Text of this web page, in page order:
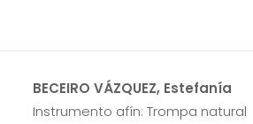
BECEIRO VÁZQUEZ, Estefanía
Instrumento afín: Trompa natural